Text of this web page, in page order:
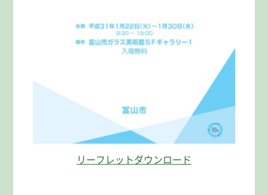
リーフレットダウンロード